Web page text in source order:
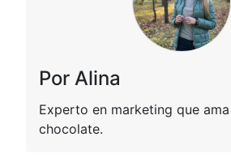
Por Alina
Experto en marketing que
chocolate.